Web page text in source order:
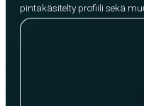
pintakäsitelty profiili sekä